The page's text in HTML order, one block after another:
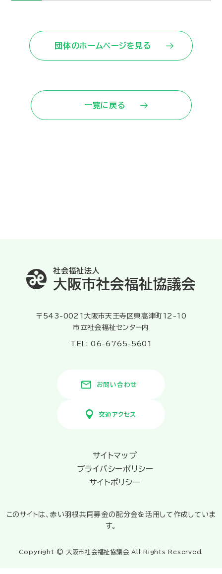
団体のホームページを見る
一覧に戻る
社会福祉法人
大阪市社会福祉協議会
〒543-0021大阪市天王寺区東高津町12-10
市立社会福祉センター内
TEL: 06-6765-5601
お問い合わせ
交通アクセス
サイトマップ
プライバシーポリシー
サイトポリシー
このサイトは、赤い羽根共同募金の配分金を活用して作成していま
す。
Copyright © 大阪市社会福祉協議会 All Rights Reserved.